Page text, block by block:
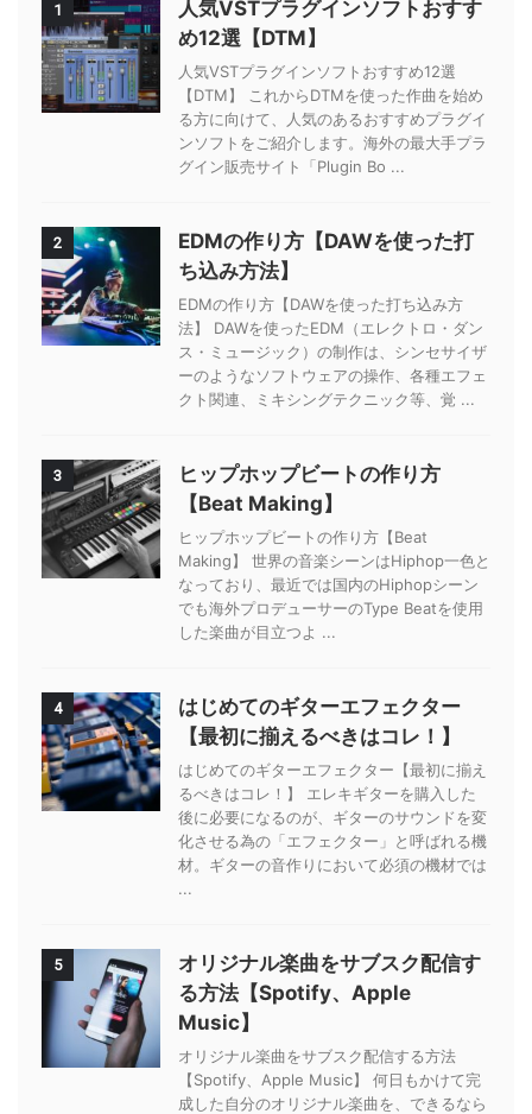
1
人気VSTプラグインソフトおすす
め12選【DTM】
人気VSTプラグインソフトおすすめ12選
【DTM】 これからDTMを使った作曲を始め
る方に向けて、人気のあるおすすめプラグイ
ンソフトをご紹介します。海外の最大手プラ
グイン販売サイト「Plugin Bo ...
2
EDMの作り方【DAWを使った打
ち込み方法】
EDMの作り方【DAWを使った打ち込み方
法】 DAWを使ったEDM（エレクトロ・ダン
ス・ミュージック）の制作は、シンセサイザ
ーのようなソフトウェアの操作、各種エフェ
クト関連、ミキシングテクニック等、覚 ...
3
ヒップホップビートの作り方
【Beat Making】
ヒップホップビートの作り方【Beat
Making】 世界の音楽シーンはHiphop一色と
なっており、最近では国内のHiphopシーン
でも海外プロデューサーのType Beatを使用
した楽曲が目立つよ ...
4
はじめてのギターエフェクター
【最初に揃えるべきはコレ！】
はじめてのギターエフェクター【最初に揃え
るべきはコレ！】 エレキギターを購入した
後に必要になるのが、ギターのサウンドを変
化させる為の「エフェクター」と呼ばれる機
材。ギターの音作りにおいて必須の機材では
...
5
オリジナル楽曲をサブスク配信す
る方法【Spotify、Apple
Music】
オリジナル楽曲をサブスク配信する方法
【Spotify、Apple Music】 何日もかけて完
成した自分のオリジナル楽曲を、できるなら